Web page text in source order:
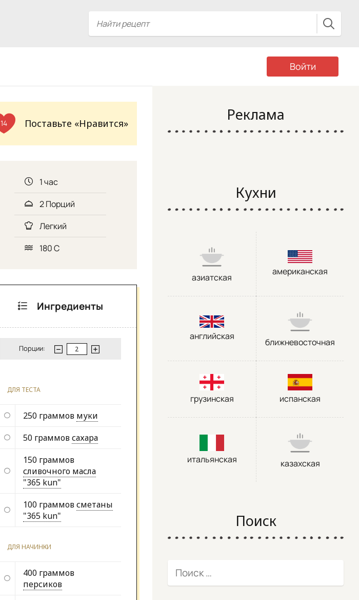
Войти
14 Поставьте «Нравится»
1 час
2 Порций
Легкий
180 С
Ингредиенты
Порции:
ДЛЯ ТЕСТА
250 граммов муки
50 граммовсахара
150 граммов
сливочного масла
"365 kun"
100 граммовсметаны
"365 kun"
ДЛЯ НАЧИНКИ
400 граммов
персиков
Реклама
Кухни
азиатская
американская
английская
ближневосточная
грузинская испанская
итальянская казахская
Поиск